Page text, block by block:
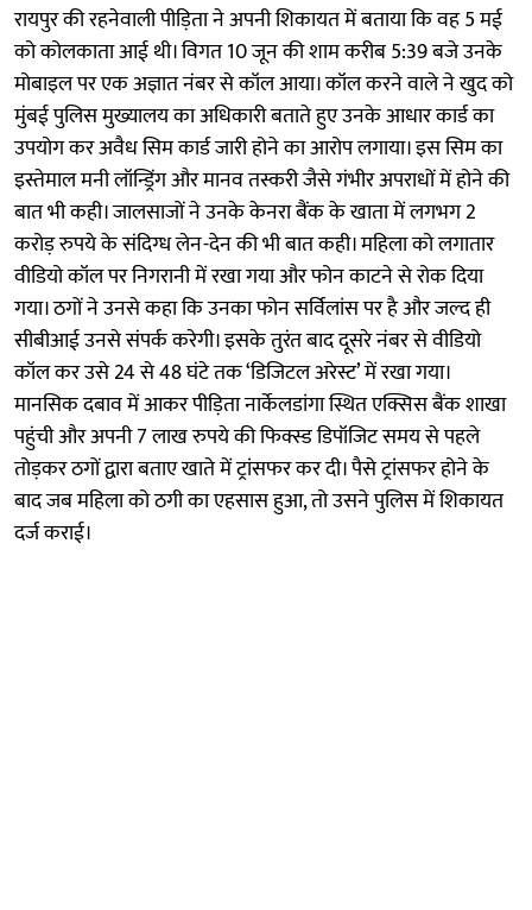
रायपुर की रहनेवाली पीड़िता ने अपनी शिकायत में बताया कि वह 5 मई
को कोलकाता आई थी। विगत 10 जून की शाम करीब 5:39 बजे उनके
मोबाइल पर एक अज्ञात नंबर से कॉल आया। कॉल करने वाले ने खुद को
मुंबई पुलिस मुख्यालय का अधिकारी बताते हुए उनके आधार कार्ड का
उपयोग कर अवैध सिम कार्ड जारी होने का आरोप लगाया। इस सिम का
इस्तेमाल मनी लॉन्ड्रिंग और मानव तस्करी जैसे गंभीर अपराधों में होने की
बात भी कही। जालसाजों ने उनके केनरा बैंक के खाता में लगभग 2
करोड़ रुपये के संदिग्ध लेन-देन की भी बात कही। महिला को लगातार
वीडियो कॉल पर निगरानी में रखा गया और फोन काटने से रोक दिया
गया। ठगों ने उनसे कहा कि उनका फोन सर्विलांस पर है और जल्द ही
सीबीआई उनसे संपर्क करेगी। इसके तुरंत बाद दूसरे नंबर से वीडियो
कॉल कर उसे 24 से 48 घंटे तक ‘डिजिटल अरेस्ट’ में रखा गया।
मानसिक दबाव में आकर पीड़िता नार्केलडांगा स्थित एक्सिस बैंक शाखा
पहुंची और अपनी 7 लाख रुपये की फिक्स्ड डिपॉजिट समय से पहले
तोड़कर ठगों द्वारा बताए खाते में ट्रांसफर कर दी। पैसे ट्रांसफर होने के
बाद जब महिला को ठगी का एहसास हुआ, तो उसने पुलिस में शिकायत
दर्ज कराई।